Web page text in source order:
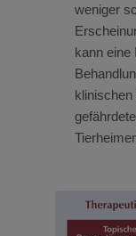
weniger
kann eine